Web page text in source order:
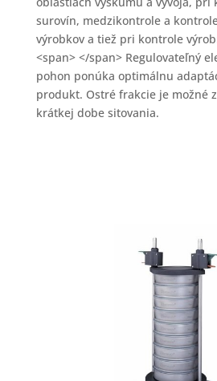
surovín, medzikontrole a
výrobkov a tiež pri kontrole
<span> </span> Regulovateľný
pohon ponúka optimálnu
produkt. Ostré frakcie je možné
krátkej dobe sitovania.